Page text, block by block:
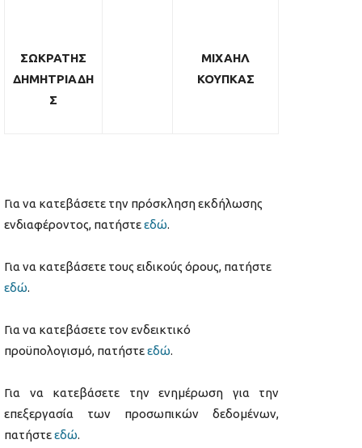
ΣΩΚΡΑΤΗΣ
ΔΗΜΗΤΡΙΑΔΗ
Σ
ΜΙΧΑΗΛ
ΚΟΥΠΚΑΣ
Για να κατεβάσετε την πρόσκληση εκδήλωσης
ενδιαφέροντος, πατήστεεδώ.
Για να κατεβάσετε τους ειδικούς όρους, πατήστε
εδώ.
Για να κατεβάσετε τον ενδεικτικό
προϋπολογισμό, πατήστεεδώ.
Για να κατεβάσετε την ενημέρωση για την
επεξεργασία των προσωπικών δεδομένων,
πατήστεεδώ.